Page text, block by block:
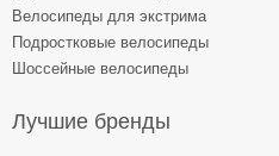
Велосипеды для экстрима
Подростковые велосипеды
Шоссейные велосипеды
Лучшие бренды